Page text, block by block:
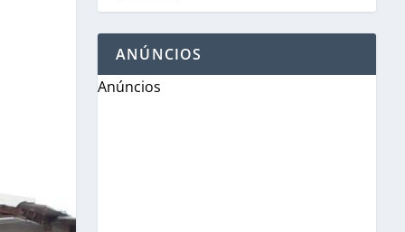
ANÚNCIOS
Anúncios